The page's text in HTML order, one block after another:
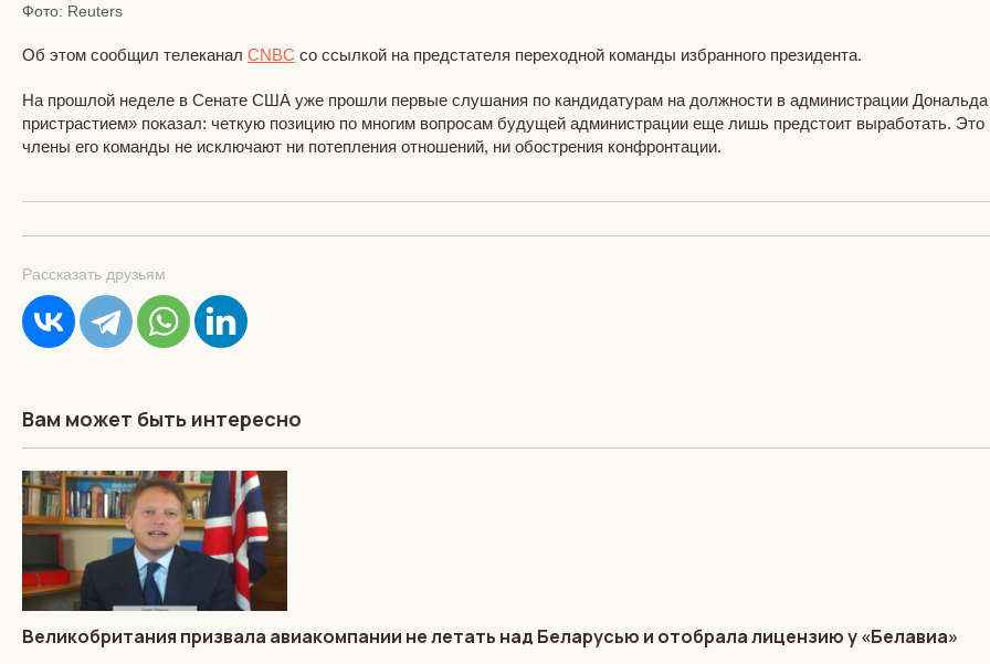
Фото: Reuters
Об этом сообщил телеканал CNBC со ссылкой на предстателя переходной команды избранного президента.
На прошлой неделе в Сенате США уже прошли первые слушания по кандидатурам на должности в администрации
пристрастием» показал: четкую позицию по многим вопросам будущей администрации еще лишь предстоит выработать.
члены его команды не исключают ни потепления отношений, ни обострения конфронтации.
Рассказать друзьям
Вам может быть интересно
Великобритания призвала авиакомпании не летать над Беларусью и отобрала лицензию у «Белавиа»